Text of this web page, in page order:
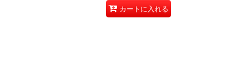
カートに入れる